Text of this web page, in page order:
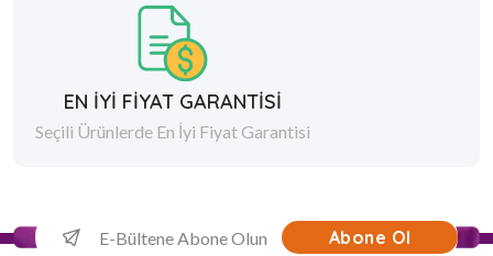
EN İYİ FİYAT GARANTİSİ
Seçili Ürünlerde En İyi Fiyat Garantisi
Abone Ol